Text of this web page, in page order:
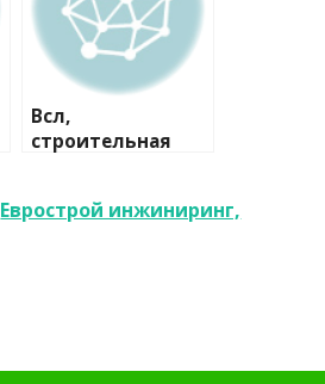
Всл,
строительная
Еврострой инжиниринг,